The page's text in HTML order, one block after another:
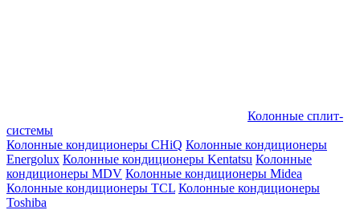
Колонные сплит-
системы
Колонные кондиционеры CHiQ Колонные кондиционеры
Energolux Колонные кондиционеры Kentatsu Колонные
кондиционеры MDV Колонные кондиционеры Midea
Колонные кондиционеры TCL Колонные кондиционеры
Toshiba